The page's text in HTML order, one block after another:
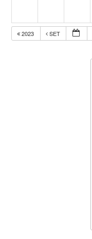
2023 SET